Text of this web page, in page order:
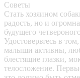
Советы
Стать хозяином
радость, но и
будущего
Удостоверьтесь в
малыши активны,
блестящие глазки,
телосложение.